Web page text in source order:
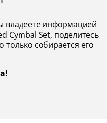
владеете информацией
Cymbal Set, поделитесь
собирается его